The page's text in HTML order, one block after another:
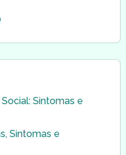
Sintomas e
Sintomas e